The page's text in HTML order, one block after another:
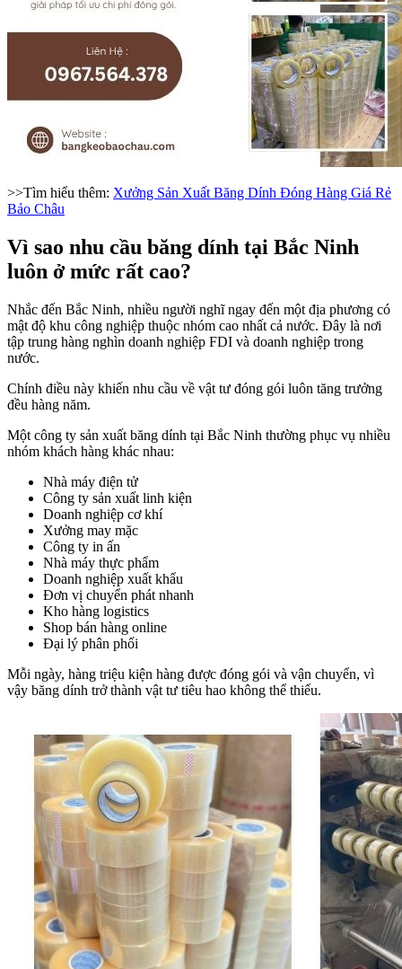
>>Tìm hiểu thêm: Xưởng Sản Xuất Băng Dính Đóng Hàng Giá Rẻ
Bảo Châu
Vì sao nhu cầu băng dính tại Bắc Ninh
luôn ở mức rất cao?
Nhắc đến Bắc Ninh, nhiều người nghĩ ngay đến một địa phương có
mật độ khu công nghiệp thuộc nhóm cao nhất cả nước. Đây là nơi
tập trung hàng nghìn doanh nghiệp FDI và doanh nghiệp trong
nước.
Chính điều này khiến nhu cầu về vật tư đóng gói luôn tăng trưởng
đều hàng năm.
Một công ty sản xuất băng dính tại Bắc Ninh thường phục vụ nhiều
nhóm khách hàng khác nhau:
Nhà máy điện tử
Công ty sản xuất linh kiện
Doanh nghiệp cơ khí
Xưởng may mặc
Công ty in ấn
Nhà máy thực phẩm
Doanh nghiệp xuất khẩu
Đơn vị chuyển phát nhanh
Kho hàng logistics
Shop bán hàng online
Đại lý phân phối
Mỗi ngày, hàng triệu kiện hàng được đóng gói và vận chuyển, vì
vậy băng dính trở thành vật tư tiêu hao không thể thiếu.